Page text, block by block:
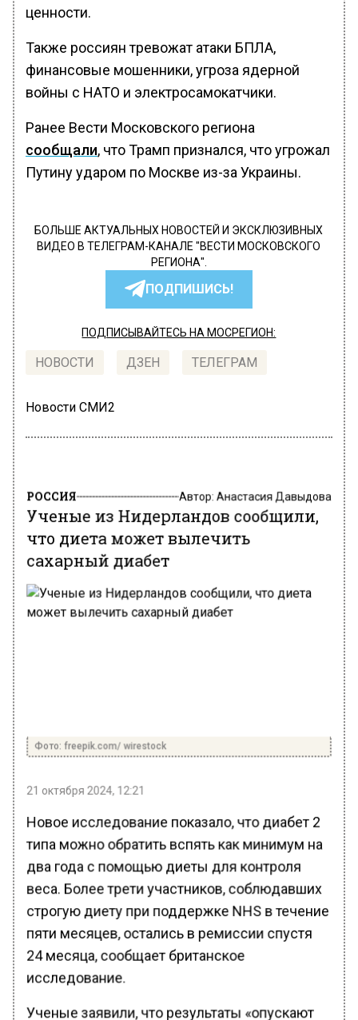
ценности.
Также россиян тревожат атаки БПЛА,
финансовые мошенники, угроза ядерной
войны с НАТО и электросамокатчики.
Ранее Вести Московского региона
сообщали, что Трамп признался, что угрожал
Путину ударом по Москве из-за Украины.
БОЛЬШЕ АКТУАЛЬНЫХ НОВОСТЕЙ И ЭКСКЛЮЗИВНЫХ
ВИДЕО В ТЕЛЕГРАМ-КАНАЛЕ "ВЕСТИ МОСКОВСКОГО
РЕГИОНА".
ПОДПИШИСЬ!
ПОДПИСЫВАЙТЕСЬ НА МОСРЕГИОН:
НОВОСТИ ДЗЕН ТЕЛЕГРАМ
Новости СМИ2
РОССИЯ Автор: Анастасия Давыдова
Ученые из Нидерландов сообщили,
что диета может вылечить
сахарный диабет
Фото: freepik.com/ wirestock
21 октября 2024, 12:21
Новое исследование показало, что диабет 2
типа можно обратить вспять как минимум на
два года с помощью диеты для контроля
веса. Более трети участников, соблюдавших
строгую диету при поддержке NHS в течение
пяти месяцев, остались в ремиссии спустя
24 месяца, сообщает британское
исследование.
Ученые заявили, что результаты «опускают